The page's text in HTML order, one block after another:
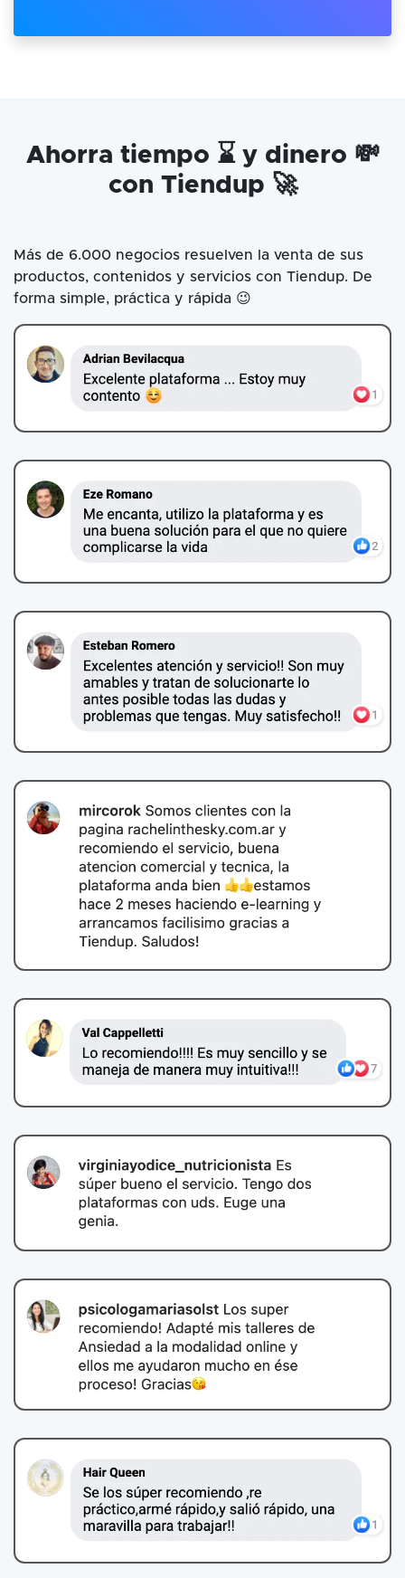
Ahorra tiempo ⌛ y dinero 💸
con Tiendup 🚀
Más de 6.000 negocios resuelven la venta de sus
productos, contenidos y servicios con Tiendup. De
forma simple, práctica y rápida 😉